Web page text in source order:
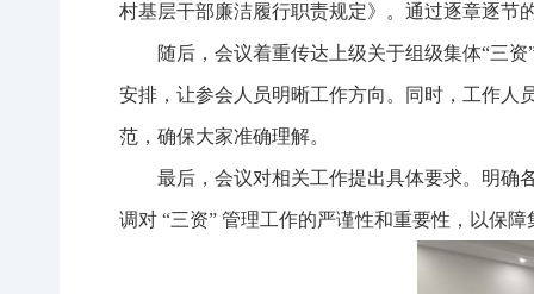
村基层干部廉洁履行职责规定》。通过逐章逐节
随后，会议着重传达上级关于组级集体“三
安排，让参会人员明晰工作方向。同时，工作人
范，确保大家准确理解。
最后，会议对相关工作提出具体要求。明确
调对 “三资” 管理工作的严谨性和重要性，以保